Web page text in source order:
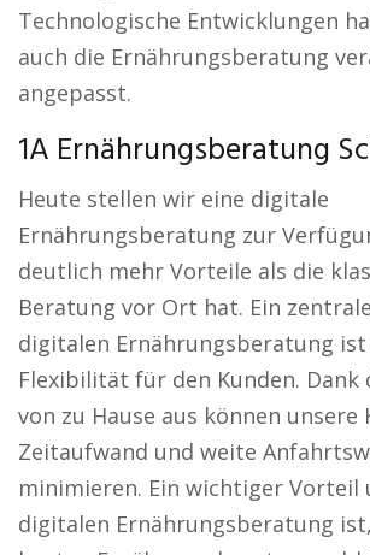
Technologische Entwicklungen
auch die Ernährungsberatung
angepasst.
1A Ernährungsberatung
Heute stellen wir eine digitale
Ernährungsberatung zur
deutlich mehr Vorteile als die
Beratung vor Ort hat. Ein
digitalen Ernährungsberatung
Flexibilität für den Kunden. Dank
von zu Hause aus können unsere
Zeitaufwand und weite
minimieren. Ein wichtiger Vorteil
digitalen Ernährungsberatung